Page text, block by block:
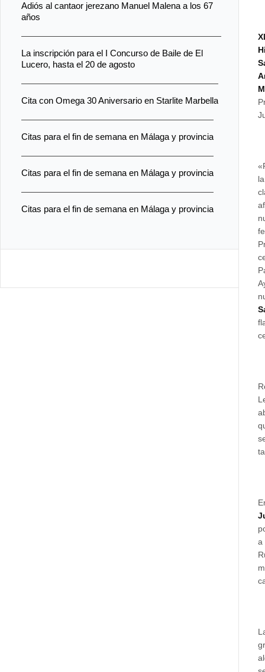
a
Adiós al cantaor jerezano Manuel Malena a los 67
años
La inscripción para el I Concurso de Baile de El
Lucero, hasta el 20 de agosto
Cita con Omega 30 Aniversario en Starlite Marbella
Citas para el fin de semana en Málaga y provincia
Citas para el fin de semana en Málaga y provincia
Citas para el fin de semana en Málaga y provincia